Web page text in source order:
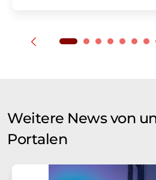
Weitere News von
Portalen